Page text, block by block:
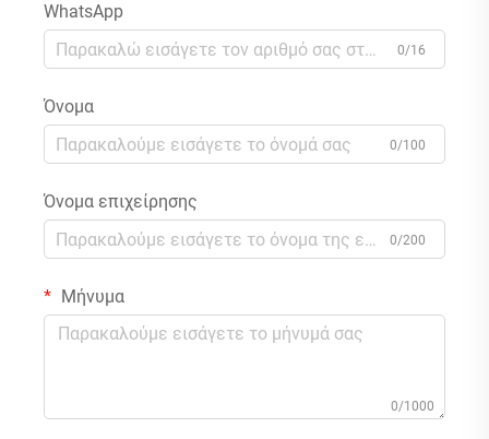
WhatsApp
0/16
Όνομα
0/100
Όνομα επιχείρησης
0/200
Μήνυμα
0/1000